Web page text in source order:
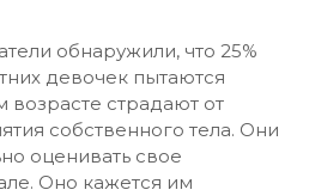
обнаружили, что 25%
девочек пытаются
возрасте страдают от
собственного тела. Они
оценивать свое
Оно кажется им